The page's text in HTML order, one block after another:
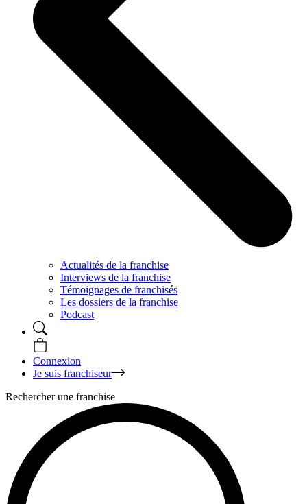
Actualités de la franchise
Interviews de la franchise
Témoignages de franchisés
Les dossiers de la franchise
Podcast
Connexion
Je suis franchiseur
Rechercher une franchise